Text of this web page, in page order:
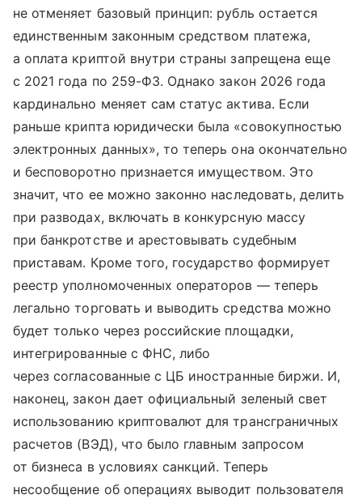
не отменяет базовый принцип: рубль остается
единственным законным средством платежа,
а оплата криптой внутри страны запрещена еще
с 2021 года по 259-ФЗ. Однако закон 2026 года
кардинально меняет сам статус актива. Если
раньше крипта юридически была «совокупностью
электронных данных», то теперь она окончательно
и бесповоротно признается имуществом. Это
значит, что ее можно законно наследовать, делить
при разводах, включать в конкурсную массу
при банкротстве и арестовывать судебным
приставам. Кроме того, государство формирует
реестр уполномоченных операторов — теперь
легально торговать и выводить средства можно
будет только через российские площадки,
интегрированные с ФНС, либо
через согласованные с ЦБ иностранные биржи. И,
наконец, закон дает официальный зеленый свет
использованию криптовалют для трансграничных
расчетов (ВЭД), что было главным запросом
от бизнеса в условиях санкций. Теперь
несообщение об операциях выводит пользователя